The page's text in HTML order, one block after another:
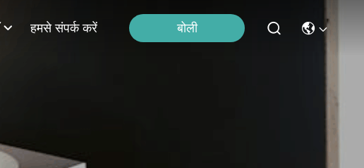
हमसे संपर्क करें बोली